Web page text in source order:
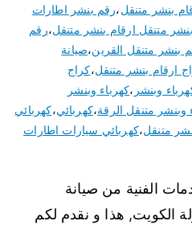
بنشر متنقل،رقم بنشر اطارات
متنقل ارقام بنشر متنقل،رقم
بنشر متنقل القرين،صيانة
ارقام بنشر متنقل،كراج
وبنشر ،كهرباء وبنشر
وبنشر متنقل الرقة،كهربائي،كهربائي
متنقل،كهربائي سيارات اطارات
الفنية من صيانة
الكويت, هذا و نقدم لكم